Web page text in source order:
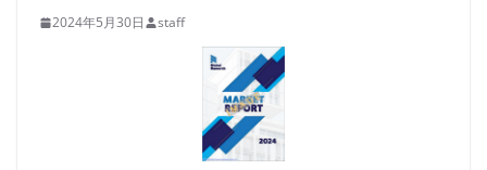
2024年5月30日 staff